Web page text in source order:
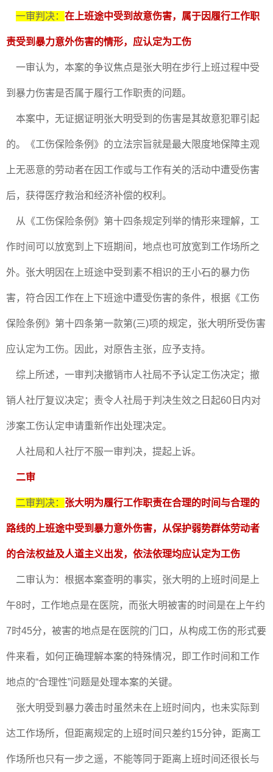
一审判决： 在上班途中受到故意伤害，属于因履行工作职
责受到暴力意外伤害的情形，应认定为工伤
一审认为，本案的争议焦点是张大明在步行上班过程中受
到暴力伤害是否属于履行工作职责的问题。
本案中，无证据证明张大明受到的伤害是其故意犯罪引起
的。《工伤保险条例》的立法宗旨就是最大限度地保障主观
上无恶意的劳动者在因工作或与工作有关的活动中遭受伤害
后，获得医疗救治和经济补偿的权利。
从《工伤保险条例》第十四条规定列举的情形来理解，工
作时间可以放宽到上下班期间，地点也可放宽到工作场所之
外。张大明因在上班途中受到素不相识的王小石的暴力伤
害，符合因工作在上下班途中遭受伤害的条件，根据《工伤
保险条例》第十四条第一款第(三)项的规定，张大明所受伤害
应认定为工伤。因此，对原告主张，应予支持。
综上所述，一审判决撤销市人社局不予认定工伤决定；撤
销人社厅复议决定；责令人社局于判决生效之日起60日内对
涉案工伤认定申请重新作出处理决定。
人社局和人社厅不服一审判决，提起上诉。
二审
二审判决： 张大明为履行工作职责在合理的时间与合理的
路线的上班途中受到暴力意外伤害，从保护弱势群体劳动者
的合法权益及人道主义出发，依法依理均应认定为工伤
二审认为：根据本案查明的事实，张大明的上班时间是上
午8时，工作地点是在医院，而张大明被害的时间是在上午约
7时45分，被害的地点是在医院的门口，从构成工伤的形式要
件来看，如何正确理解本案的特殊情况，即工作时间和工作
地点的“合理性”问题是处理本案的关键。
张大明受到暴力袭击时虽然未在上班时间内，也未实际到
达工作场所，但距离规定的上班时间只差约15分钟，距离工
作场所也只有一步之遥，不能等同于距离上班时间还很长与